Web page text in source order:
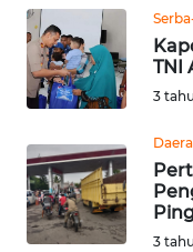
TNI
3
3
WN
TEBING
TINGGI
PAKPAK
WN
KARAWANG